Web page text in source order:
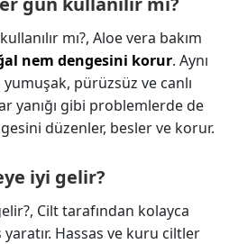
mı?, Aloe vera bakım
nem dengesini korur. Aynı
pürüzsüz ve canlı
yanığı gibi problemlerde de
düzenler, besler ve korur.
iyi gelir?
Cilt tarafından kolayca
Hassas ve kuru ciltler